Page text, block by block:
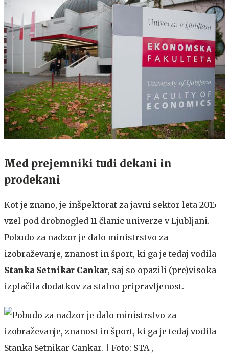
Med prejemniki tudi dekani in
prodekani
Kot je znano, je inšpektorat za javni sektor leta 2015
vzel pod drobnogled 11 članic univerze v Ljubljani.
Pobudo za nadzor je dalo ministrstvo za
izobraževanje, znanost in šport, ki ga je tedaj vodila
Stanka Setnikar Cankar, saj so opazili (pre)visoka
izplačila dodatkov za stalno pripravljenost.